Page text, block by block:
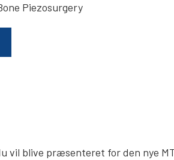
Piezosurgery
vil blive præsenteret for den nye